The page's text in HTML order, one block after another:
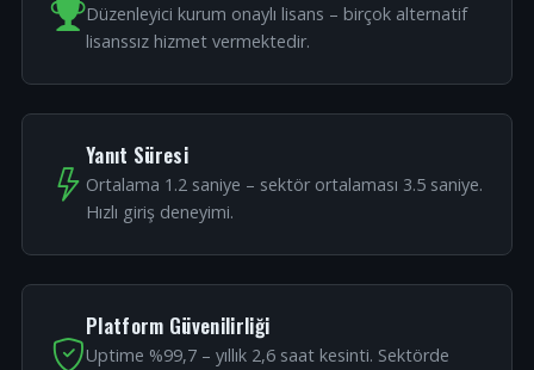
Düzenleyici kurum onaylı lisans – birçok alternatif
lisanssız hizmet vermektedir.
Yanıt Süresi
Ortalama 1.2 saniye – sektör ortalaması 3.5 saniye.
Hızlı giriş deneyimi.
Platform Güvenilirliği
Uptime %99,7 – yıllık 2,6 saat kesinti. Sektörde